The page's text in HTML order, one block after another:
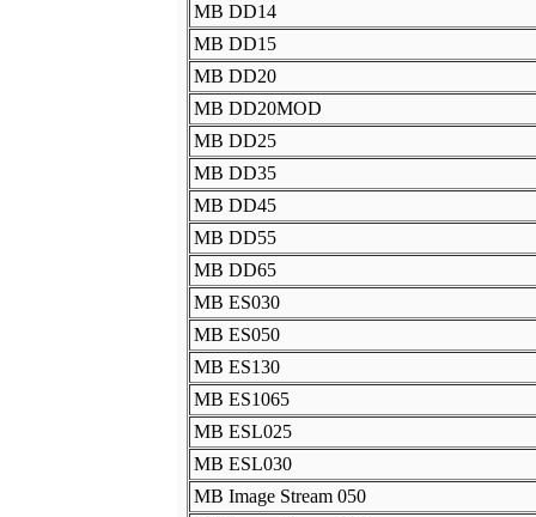
MB DD14
MB DD15
MB DD20
MB DD20MOD
MB DD25
MB DD35
MB DD45
MB DD55
MB DD65
MB ES030
MB ES050
MB ES130
MB ES1065
MB ESL025
MB ESL030
MB Image Stream 050